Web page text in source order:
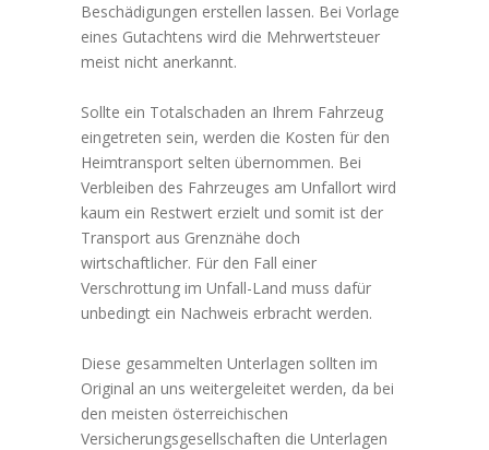
Beschädigungen erstellen lassen. Bei Vorlage
eines Gutachtens wird die Mehrwertsteuer
meist nicht anerkannt.
Sollte ein Totalschaden an Ihrem Fahrzeug
eingetreten sein, werden die Kosten für den
Heimtransport selten übernommen. Bei
Verbleiben des Fahrzeuges am Unfallort wird
kaum ein Restwert erzielt und somit ist der
Transport aus Grenznähe doch
wirtschaftlicher. Für den Fall einer
Verschrottung im Unfall-Land muss dafür
unbedingt ein Nachweis erbracht werden.
Diese gesammelten Unterlagen sollten im
Original an uns weitergeleitet werden, da bei
den meisten österreichischen
Versicherungsgesellschaften die Unterlagen